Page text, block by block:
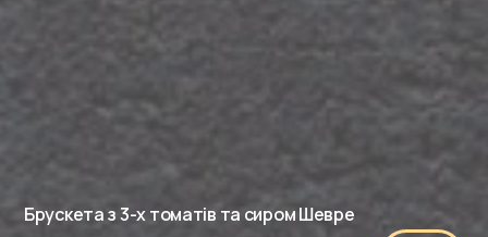
Брускета з 3-х томатів та сиром Шевре